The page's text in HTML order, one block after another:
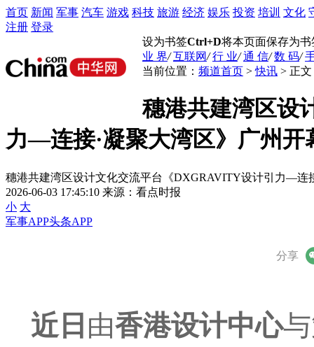
首页 新闻 军事 汽车 游戏 科技 旅游 经济 娱乐 投资 培训 文化
注册 登录
设为书签Ctrl+D将本页面保存为
业 界/ 互联网/ 行 业/ 通 信/ 数 码/
当前位置： 频道首页 >快讯 > 正文
穗港共建湾区设
力—连接·凝聚大湾区》广州开
穗港共建湾区设计文化交流平台《DXGRAVITY设计引力—连
2026-06-03 17:45:10 来源：看点时报
小 大
军事APP头条APP
分享
近 日 由香港设计中心